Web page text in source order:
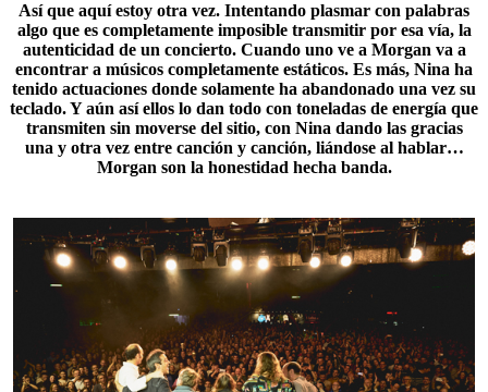
Así que aquí estoy otra vez. Intentando plasmar con palabras
algo que es completamente imposible transmitir por esa vía, la
autenticidad de un concierto. Cuando uno ve a Morgan va a
encontrar a músicos completamente estáticos. Es más, Nina ha
tenido actuaciones donde solamente ha abandonado una vez su
teclado. Y aún así ellos lo dan todo con toneladas de energía que
transmiten sin moverse del sitio, con Nina dando las gracias
una y otra vez entre canción y canción, liándose al hablar…
Morgan son la honestidad hecha banda.